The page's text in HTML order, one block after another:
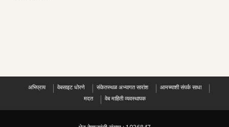
अभिप्राय वेबसाइट धोरणे संकेतस्थळ अभ्यागत सारांश
आमच्याशी संपर्क साधा
मदत
वेब माहिती व्यवस्थापक